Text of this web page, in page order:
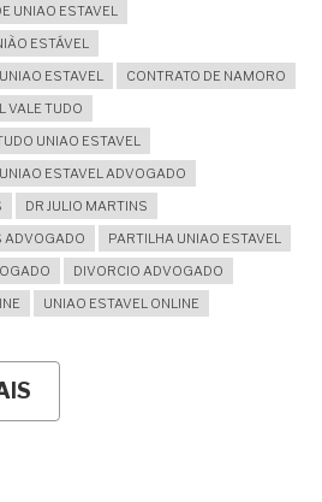
UNIAO ESTAVEL
ESTÁVEL
ESTAVEL
CONTRATO DE NAMORO
VALE TUDO
UNIAO ESTAVEL
ESTAVEL ADVOGADO
DR JULIO MARTINS
ADVOGADO
PARTILHA UNIAO ESTAVEL
DIVORCIO ADVOGADO
UNIAO ESTAVEL ONLINE